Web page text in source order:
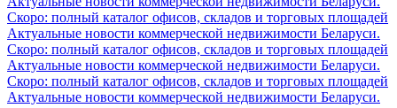
Скоро: полный каталог офисов, складов и торговых площадей
Актуальные новости коммерческой недвижимости Беларуси.
Скоро: полный каталог офисов, складов и торговых площадей
Актуальные новости коммерческой недвижимости Беларуси.
Скоро: полный каталог офисов, складов и торговых площадей
Актуальные новости коммерческой недвижимости Беларуси.